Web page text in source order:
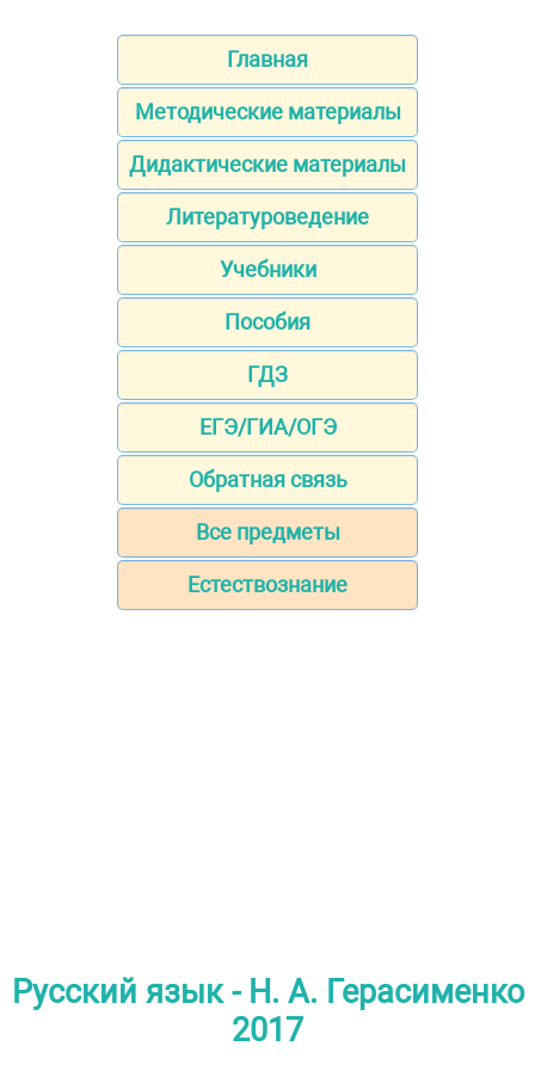
Главная
Методические материалы
Дидактические материалы
Литературоведение
Учебники
Пособия
ГДЗ
ЕГЭ/ГИА/ОГЭ
Обратная связь
Все предметы
Естествознание
Русский язык - Н. А. Герасименко
2017